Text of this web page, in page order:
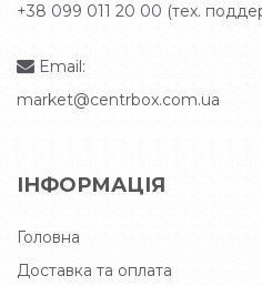
+38 099 011 20 00 (тех.
Email:
market@centrbox.com.ua
ІНФОРМАЦІЯ
Головна
Доставка та оплата